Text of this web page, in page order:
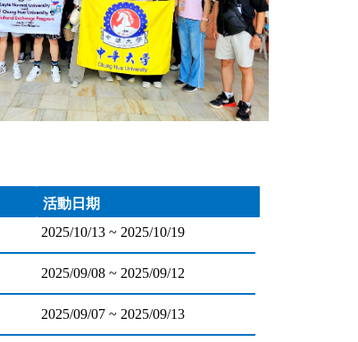
活動日期
2025/10/13 ~ 2025/10/19
2025/09/08 ~ 2025/09/12
2025/09/07 ~ 2025/09/13